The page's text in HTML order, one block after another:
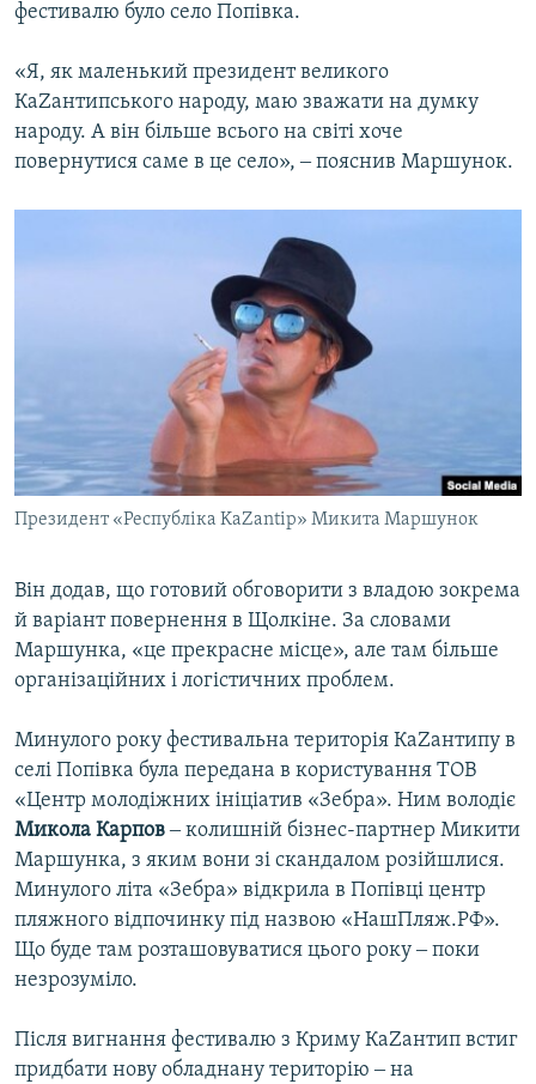
фестивалю було село Попівка.
«Я, як маленький президент великого
КаZантипського народу, маю зважати на думку
народу. А він більше всього на світі хоче
повернутися саме в це село», ‒ пояснив Маршунок.
Президент «Республіка KaZantip» Микита Маршунок
Він додав, що готовий обговорити з владою зокрема
й варіант повернення в Щолкіне. За словами
Маршунка, «це прекрасне місце», але там більше
організаційних і логістичних проблем.
Минулого року фестивальна територія КаZантипу в
селі Попівка була передана в користування ТОВ
«Центр молодіжних ініціатив «Зебра». Ним володіє
Микола Карпов‒ колишній бізнес-партнер Микити
Маршунка, з яким вони зі скандалом розійшлися.
Минулого літа «Зебра» відкрила в Попівці центр
пляжного відпочинку під назвою «НашПляж.РФ».
Що буде там розташовуватися цього року ‒ поки
незрозуміло.
Після вигнання фестивалю з Криму КаZантип встиг
придбати нову обладнану територію ‒ на